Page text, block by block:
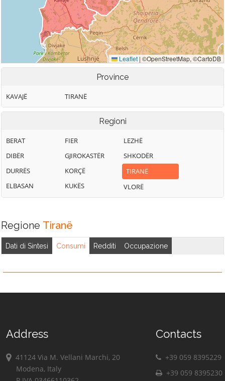
Province
KAVAJË TIRANË
Regioni
BERAT
DIBËR
DURRËS
ELBASAN
FIER
GJIROKASTËR
KORÇË
KUKËS
LEZHË
SHKODËR
TIRANË
VLORË
Regione Tiranë
Dati di Sintesi Consumi Redditi Occupazione
Address
41124 Via M. Vellani Marchi, 20
Modena, Italy
Contacts
+39 059 8395229
+39 059 8395230